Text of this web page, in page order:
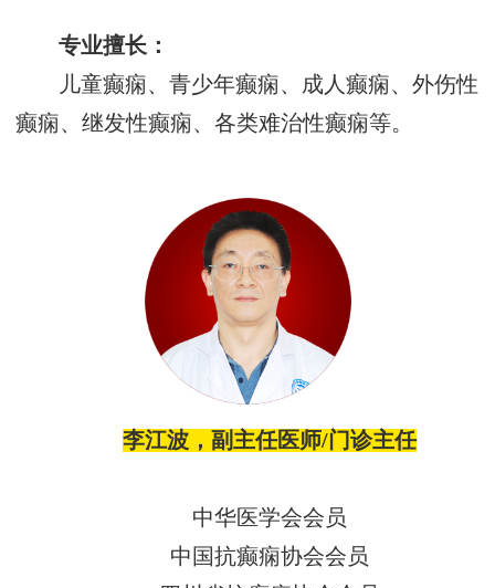
专业擅长：
儿童癫痫、青少年癫痫、成人癫痫、外伤性
癫痫、继发性癫痫、各类难治性癫痫等。
李江波，副主任医师/门诊主任
中华医学会会员
中国抗癫痫协会会员